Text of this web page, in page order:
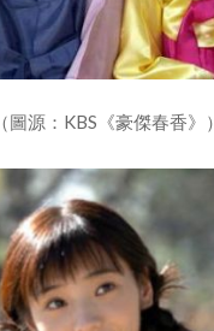
（圖源：KBS《豪傑春香》）